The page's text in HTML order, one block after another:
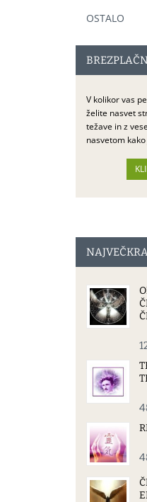
OSTALO
V kolikor vas
želite nasvet
težave in z
nasvetom